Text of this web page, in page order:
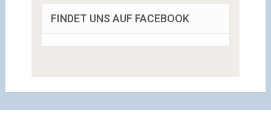
FINDET UNS AUF FACEBOOK